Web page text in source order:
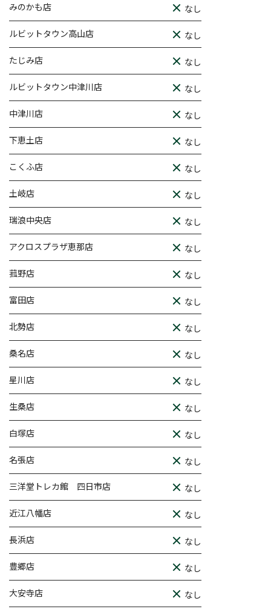
みのかも店 なし
ルビットタウン高山店 なし
たじみ店 なし
ルビットタウン中津川店 なし
中津川店 なし
下恵土店 なし
こくふ店 なし
土岐店 なし
瑞浪中央店 なし
アクロスプラザ恵那店 なし
菰野店 なし
富田店 なし
北勢店 なし
桑名店 なし
星川店 なし
生桑店 なし
白塚店 なし
名張店 なし
三洋堂トレカ館 四日市店 なし
近江八幡店 なし
長浜店 なし
豊郷店 なし
大安寺店 なし